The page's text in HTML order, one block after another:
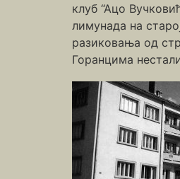
клуб “Ацо
лимунада на
разиковања од
Горанцима